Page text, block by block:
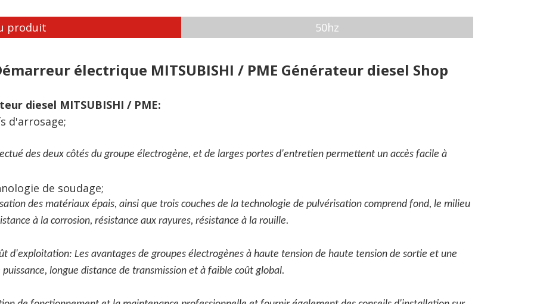
produit 50hz
électrique MITSUBISHI / PME Générateur diesel Shop
diesel MITSUBISHI / PME:
d'arrosage;
des deux côtés du groupe électrogène, et de larges portes d'entretien permettent un accès facile à
de soudage;
des matériaux épais, ainsi que trois couches de la technologie de pulvérisation comprend fond, le milieu
à la corrosion, résistance aux rayures, résistance à la rouille.
d'exploitation: Les avantages de groupes électrogènes à haute tension de haute tension de sortie et une
longue distance de transmission et à faible coût global.